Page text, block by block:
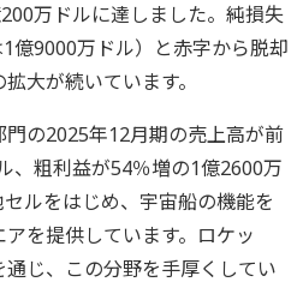
万ドルに達しました。純損失
億9000万ドル）と赤字から脱却
大が続いています。
の2025年12月期の売上高が前
、粗利益が54％増の1億2600万
ルをはじめ、宇宙船の機能を
を提供しています。ロケッ
通じ、この分野を手厚くしてい